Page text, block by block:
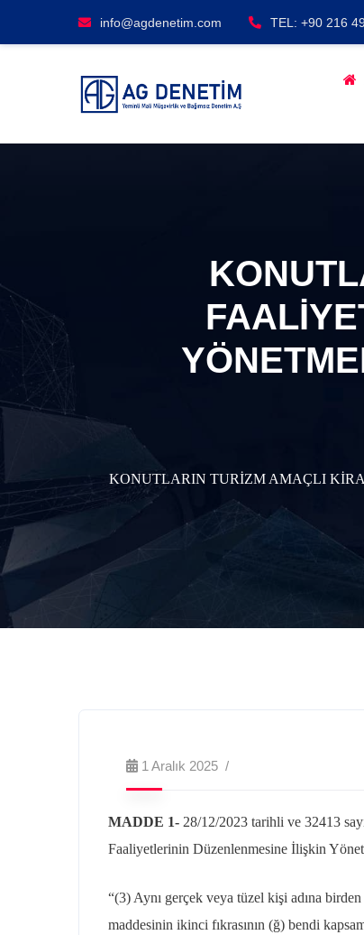
info@agdenetim.com TEL: +90 216
KONUTLARIN TURİZM AMAÇLI
1 Aralık 2025
MADDE 1- 28/12/2023 tarihli ve 32413
Faaliyetlerinin Düzenlenmesine İlişkin
“(3) Aynı gerçek veya tüzel kişi adına
maddesinin ikinci fıkrasının (ğ) bendi